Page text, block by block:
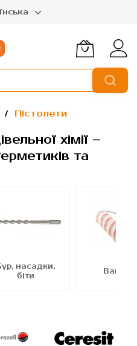
Пістолети
хімії –
та
насадки,
біти
Валики